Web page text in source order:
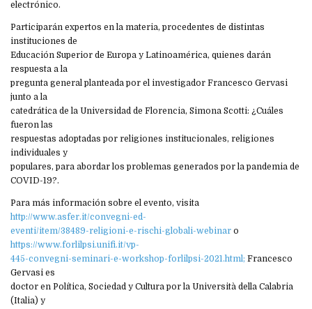
electrónico.
Participarán expertos en la materia, procedentes de distintas
instituciones de
Educación Superior de Europa y Latinoamérica, quienes darán
respuesta a la
pregunta general planteada por el investigador Francesco Gervasi
junto a la
catedrática de la Universidad de Florencia, Simona Scotti: ¿Cuáles
fueron las
respuestas adoptadas por religiones institucionales, religiones
individuales y
populares, para abordar los problemas generados por la pandemia de
COVID-19?.
Para más información sobre el evento, visita
http://www.asfer.it/convegni-ed-
eventi/item/38489-religioni-e-rischi-globali-webinar o
https://www.forlilpsi.unifi.it/vp-
445-convegni-seminari-e-workshop-forlilpsi-2021.html; Francesco
Gervasi es
doctor en Política, Sociedad y Cultura por la Università della Calabria
(Italia) y